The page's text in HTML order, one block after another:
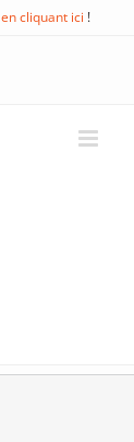
en cliquant ici !